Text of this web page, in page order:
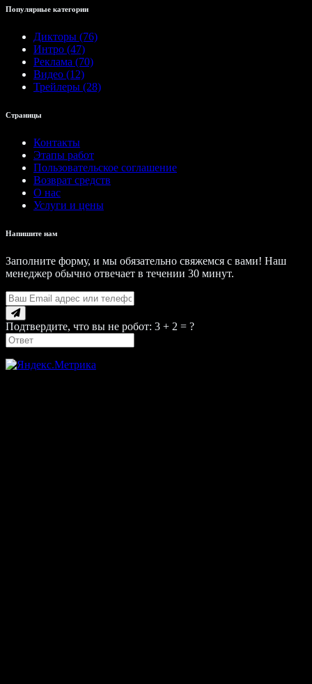
Популярные категории
Дикторы (76)
Интро (47)
Реклама (70)
Видео (12)
Трейлеры (28)
Страницы
Контакты
Этапы работ
Пользовательское соглашение
Возврат средств
О нас
Услуги и цены
Напишите нам
Заполните форму, и мы обязательно свяжемся с вами! Наш
менеджер обычно отвечает в течении 30 минут.
Подтвердите, что вы не робот: 3 + 2 = ?